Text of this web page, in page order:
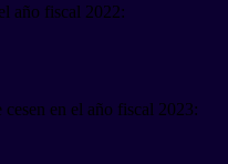
año fiscal 2022:
en el año fiscal 2023: